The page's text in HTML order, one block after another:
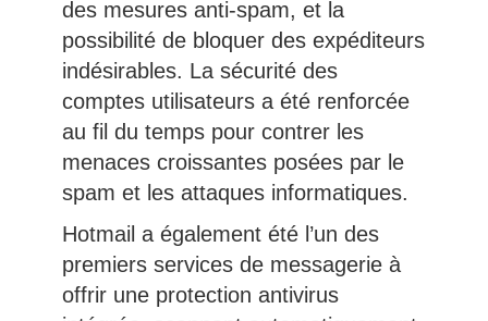
des mesures anti-spam, et la
possibilité de bloquer des expéditeurs
indésirables. La sécurité des
comptes utilisateurs a été renforcée
au fil du temps pour contrer les
menaces croissantes posées par le
spam et les attaques informatiques.
Hotmail a également été l’un des
premiers services de messagerie à
offrir une protection antivirus